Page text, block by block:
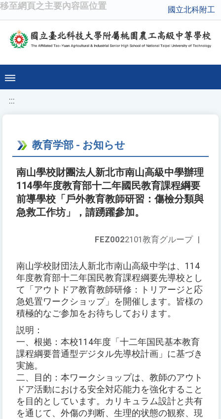
移至網頁之主要內容區位置 國立北科附工
:::
教育学部 - お知らせ
南山學校財團法人新北市南山高級中學辦理
114學年度教育部十二年國民教育課程綱要
前導學校「戶外教育教師研習：傷檢分類與
急救工作坊」，請踴躍參加。
FEZ0022101教育グループ |
南山学校財団法人新北市南山高級中学は、114
年度教育部十二年国民教育課程綱要先導校とし
て「アウトドア教育教師研修：トリアージと応
急処置ワークショップ」を開催します。皆様の
積極的なご参加をお待ちしております。
説明：
一、根拠：本校114年度「十二年国民基本教育
課程綱要普通型デジタル先導校計画」に基づき
実施。
二、目的：本ワークショップは、教師のアウト
ドア活動における安全対応能力を強化すること
を目的としています。カリキュラム設計と共有
を通じて、外傷の判断、生理的状態の観察、現